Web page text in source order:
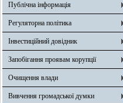
Публічна інформація
Регуляторна політика
Інвестиційний довідник
Запобігання проявам корупції
Очищення влади
Вивчення громадської думки